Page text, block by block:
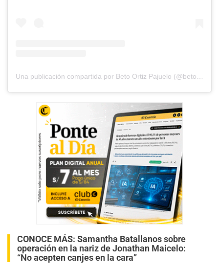
CONOCE MÁS: Samantha Batallanos sobre
operación en la nariz de Jonathan Maicelo:
“No acepten canjes en la cara”